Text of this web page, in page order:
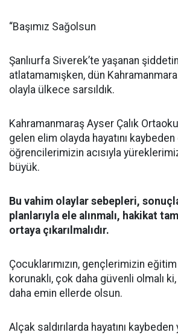
“Başımız Sağolsun
Şanlıurfa Siverek’te yaşanan
atlatamamışken, dün
olayla ülkece sarsıldık.
Kahramanmaraş Ayser Çalık
gelen elim olayda hayatını
öğrencilerimizin acısıyla
büyük.
Bu vahim olaylar sebepleri,
planlarıyla ele alınmalı, hakikat
ortaya çıkarılmalıdır.
Çocuklarımızın, gençlerimizin
korunaklı, çok daha güvenli olmalı
daha emin ellerde olsun.
Alçak saldırılarda hayatını kaybeden